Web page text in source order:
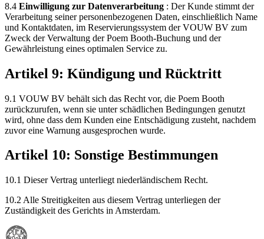
8.4 Einwilligung zur Datenverarbeitung : Der Kunde stimmt der
Verarbeitung seiner personenbezogenen Daten, einschließlich Name
und Kontaktdaten, im Reservierungssystem der VOUW BV zum
Zweck der Verwaltung der Poem Booth-Buchung und der
Gewährleistung eines optimalen Service zu.
Artikel 9: Kündigung und Rücktritt
9.1 VOUW BV behält sich das Recht vor, die Poem Booth
zurückzurufen, wenn sie unter schädlichen Bedingungen genutzt
wird, ohne dass dem Kunden eine Entschädigung zusteht, nachdem
zuvor eine Warnung ausgesprochen wurde.
Artikel 10: Sonstige Bestimmungen
10.1 Dieser Vertrag unterliegt niederländischem Recht.
10.2 Alle Streitigkeiten aus diesem Vertrag unterliegen der
Zuständigkeit des Gerichts in Amsterdam.